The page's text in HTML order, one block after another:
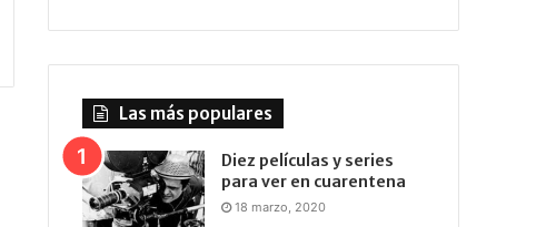
Las más populares
Diez películas y series
para ver en cuarentena
18 marzo, 2020